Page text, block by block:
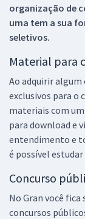
organização de
uma tem a sua
seletivos.
Material para
Ao adquirir algum
exclusivos para o
materiais com
para download e
entendimento e
é possível estudar
Concurso
No Gran você fica
concursos